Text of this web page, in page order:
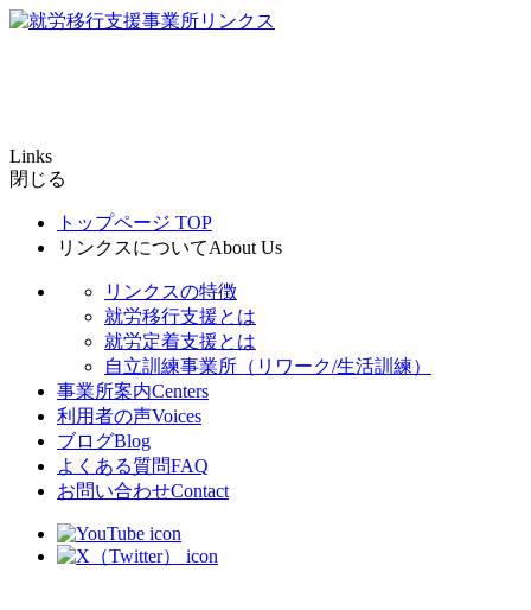
Links
閉じる
トップページ TOP
リンクスについてAbout Us
リンクスの特徴
就労移行支援とは
就労定着支援とは
自立訓練事業所（リワーク/生活訓練）
事業所案内Centers
利用者の声Voices
ブログBlog
よくある質問FAQ
お問い合わせContact